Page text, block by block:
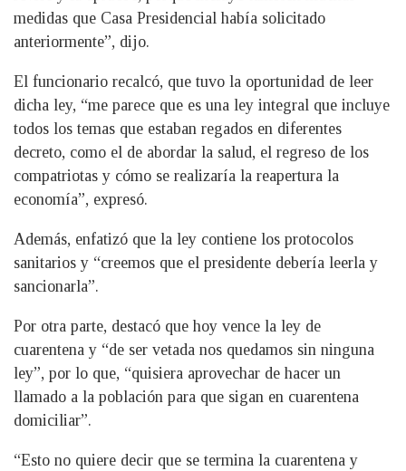
medidas que Casa Presidencial había solicitado
anteriormente”, dijo.
El funcionario recalcó, que tuvo la oportunidad de leer
dicha ley, “me parece que es una ley integral que incluye
todos los temas que estaban regados en diferentes
decreto, como el de abordar la salud, el regreso de los
compatriotas y cómo se realizaría la reapertura la
economía”, expresó.
Además, enfatizó que la ley contiene los protocolos
sanitarios y “creemos que el presidente debería leerla y
sancionarla”.
Por otra parte, destacó que hoy vence la ley de
cuarentena y “de ser vetada nos quedamos sin ninguna
ley”, por lo que, “quisiera aprovechar de hacer un
llamado a la población para que sigan en cuarentena
domiciliar”.
“Esto no quiere decir que se termina la cuarentena y